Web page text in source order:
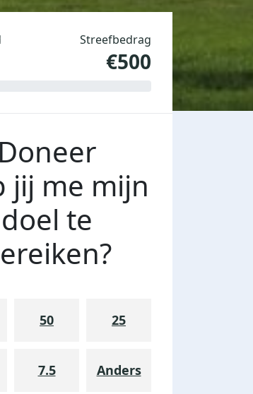
Streefbedrag
€500
Doneer
jij me mijn
doel te
50 25
7.5 Anders